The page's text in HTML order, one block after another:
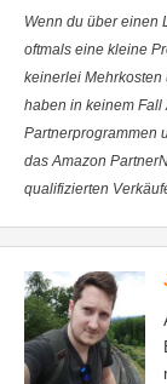
Wenn du über einen
oftmals eine kleine
keinerlei Mehrkosten
haben in keinem Fall
Partnerprogrammen
das Amazon
qualifizierten